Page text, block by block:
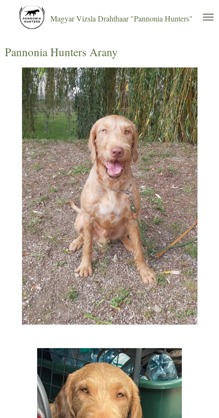
Zum
Hauptinhalt
Magyar Vizsla Drahthaar "Pannonia Hunters"
Pannonia Hunters Arany